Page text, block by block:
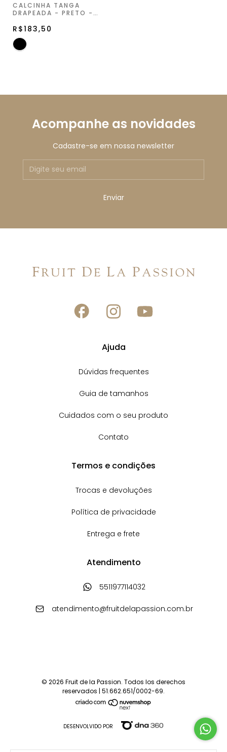
CALCINHA TANGA
DRAPEADA - PRETO -
R$183,50
Acompanhe as novidades
Cadastre-se em nossa newsletter
Ajuda
Dúvidas frequentes
Guia de tamanhos
Cuidados com o seu produto
Contato
Termos e condições
Trocas e devoluções
Política de privacidade
Entrega e frete
Atendimento
5511977114032
atendimento@fruitdelapassion.com.br
© 2026 Fruit de la Passion. Todos los derechos
reservados | 51.662.651/0002-69.
DESENVOLVIDO POR